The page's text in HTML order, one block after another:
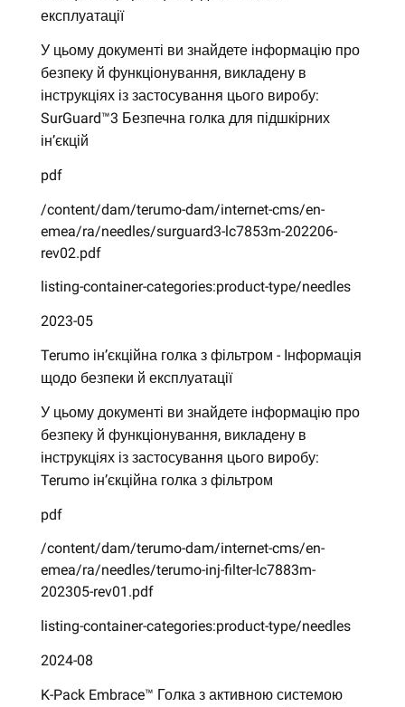
експлуатації
У цьому документі ви знайдете інформацію про
безпеку й функціонування, викладену в
інструкціях із застосування цього виробу:
SurGuard™3 Безпечна голка для підшкірних
ін’єкцій
pdf
/content/dam/terumo-dam/internet-cms/en-
emea/ra/needles/surguard3-lc7853m-202206-
rev02.pdf
listing-container-categories:product-type/needles
2023-05
Terumo ін’єкційна голка з фільтром - Інформація
щодо безпеки й експлуатації
У цьому документі ви знайдете інформацію про
безпеку й функціонування, викладену в
інструкціях із застосування цього виробу:
Terumo ін’єкційна голка з фільтром
pdf
/content/dam/terumo-dam/internet-cms/en-
emea/ra/needles/terumo-inj-filter-lc7883m-
202305-rev01.pdf
listing-container-categories:product-type/needles
2024-08
K-Pack Embrace™ Голка з активною системою